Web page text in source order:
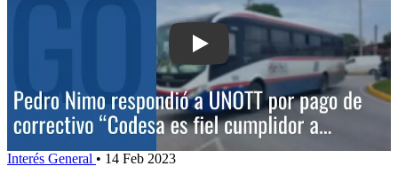
Play: Pedro Nimo respondió a
Interés General • 14 Feb 2023